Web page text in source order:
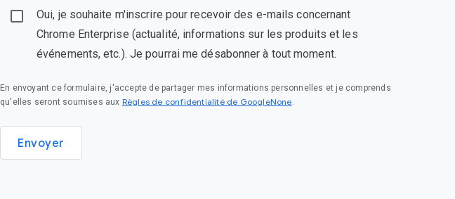
Oui, je souhaite m'inscrire pour recevoir des e-mails concernant
Chrome Enterprise (actualité, informations sur les produits et les
événements, etc.). Je pourrai me désabonner à tout moment.
En envoyant ce formulaire, j'accepte de partager mes informations personnelles et je comprends
qu'elles seront soumises aux Règles de confidentialité de GoogleNone.
Envoyer